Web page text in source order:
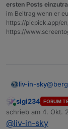
ersten Posts
im Beitrag wenn er
https://picpick.app/
https://
liv-in-sky@
eher
ich
ist das
ich
Online
sigi234 FORUM
schrieb am 4. Okt.
zuletzt editiert von
@liv-in-sky